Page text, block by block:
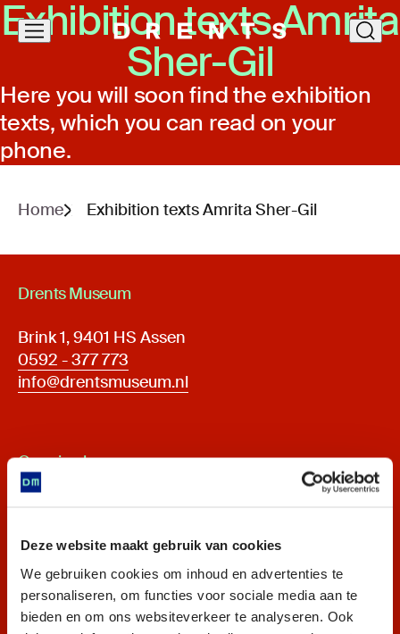
Deze website maakt gebruik van cookies
We gebruiken cookies om inhoud en advertenties te
personaliseren, om functies voor sociale media aan te
bieden en om ons websiteverkeer te analyseren. Ook
Skip
Exhibition texts Amrita
Sher-Gil
Here you will soon find the exhibition
texts, which you can read on your
phone.
Home Exhibition texts Amrita Sher-Gil
Drents Museum
Brink 1, 9401 HS Assen
0592 - 377 773
info@drentsmuseum.nl
Opening hours
Practical links